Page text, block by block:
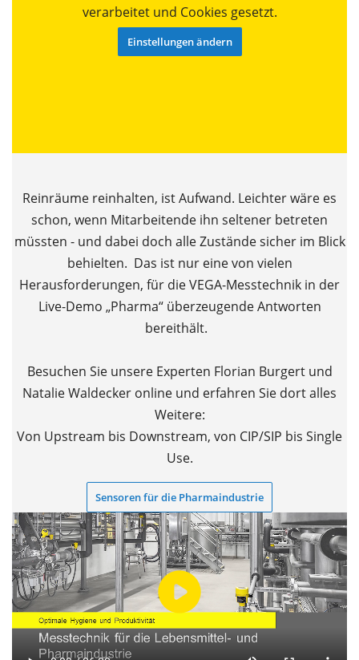
verarbeitet und Cookies gesetzt.
Einstellungen ändern
Reinräume reinhalten, ist Aufwand. Leichter wäre es
schon, wenn Mitarbeitende ihn seltener betreten
müssten - und dabei doch alle Zustände sicher im Blick
behielten. Das ist nur eine von vielen
Herausforderungen, für die VEGA-Messtechnik in der
Live-Demo „Pharma“ überzeugende Antworten
bereithält.
Besuchen Sie unsere Experten Florian Burgert und
Natalie Waldecker online und erfahren Sie dort alles
Weitere:
Von Upstream bis Downstream, von CIP/SIP bis Single
Use.
Sensoren für die Pharmaindustrie